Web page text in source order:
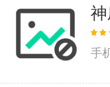
手